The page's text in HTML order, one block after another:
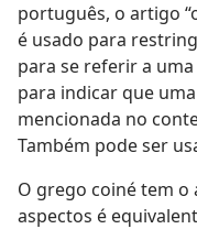
português, o artigo
é usado para
para se referir a
para indicar que
mencionada no
Também pode ser
O grego coiné tem
aspectos é